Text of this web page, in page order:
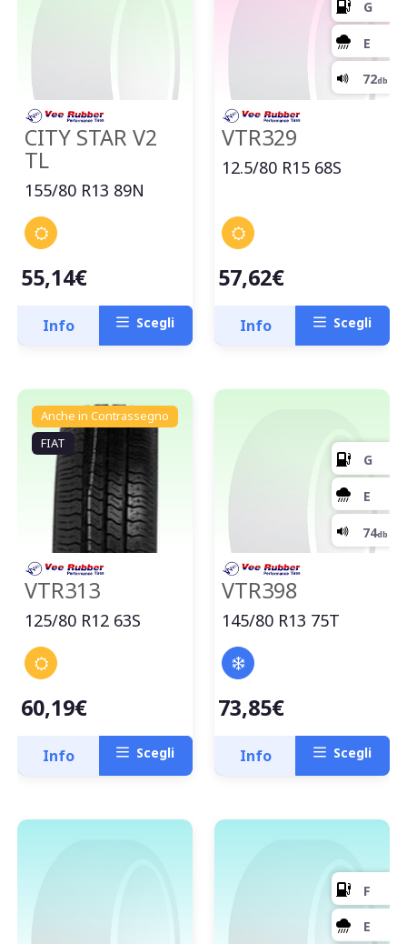
CITY STAR V2
TL
155/80 R13 89N
55,14€
Info Scegli
VTR329
12.5/80 R15 68S
57,62€
Info Scegli
Anche in Contrassegno
FIAT
VTR313
125/80 R12 63S
60,19€
Info Scegli
VTR398
145/80 R13 75T
73,85€
Info Scegli